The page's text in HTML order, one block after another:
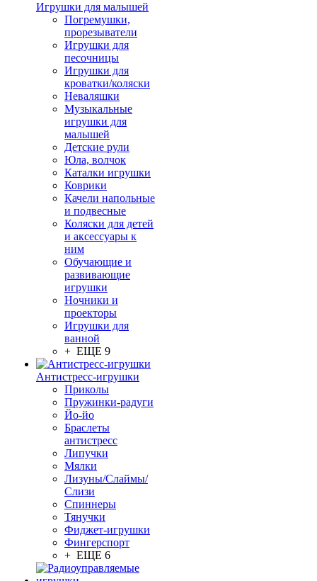
Игрушки для малышей
Погремушки,
прорезыватели
Игрушки для
песочницы
Игрушки для
кроватки/коляски
Неваляшки
Музыкальные
игрушки для
малышей
Детские рули
Юла, волчок
Каталки игрушки
Коврики
Качели напольные
и подвесные
Коляски для детей
и аксессуары к
ним
Обучающие и
развивающие
игрушки
Ночники и
проекторы
Игрушки для
ванной
+ ЕЩЕ 9
Антистресс-игрушки
Приколы
Пружинки-радуги
Йо-йо
Браслеты
антистресс
Липучки
Мялки
Лизуны/Слаймы/
Слизи
Спиннеры
Тянучки
Фиджет-игрушки
Фингерспорт
+ ЕЩЕ 6